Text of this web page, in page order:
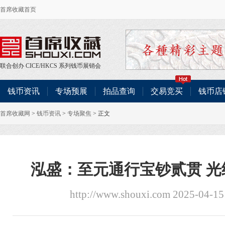
首席收藏首页
联合创办 CICE/HKCS 系列钱币展销会
钱币资讯 专场预展 拍品查询 交易竞买 钱币店
首席收藏网 > 钱币资讯 > 专场聚焦 > 正文
泓盛：至元通行宝钞贰贯
http://www.shouxi.com 2025-04-